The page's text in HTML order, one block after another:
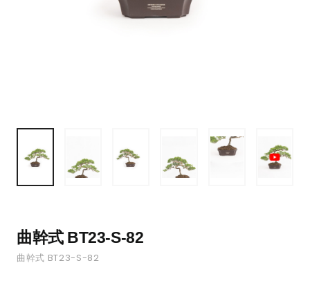
曲幹式 BT23-S-82
曲幹式 BT23-S-82